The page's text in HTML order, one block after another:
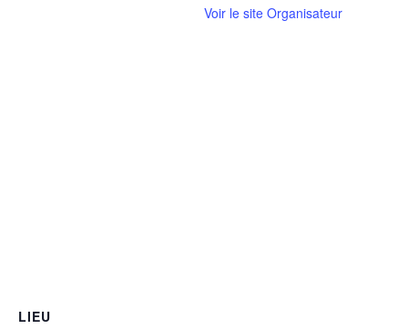
Voir le site Organisateur
LIEU